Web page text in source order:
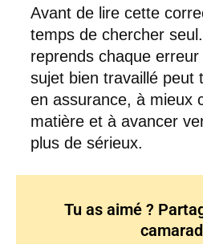
Avant de lire cette
temps de chercher
reprends chaque
sujet bien travaillé peut
en assurance, à mieux
matière et à avancer
plus de sérieux.
Tu as aimé ?